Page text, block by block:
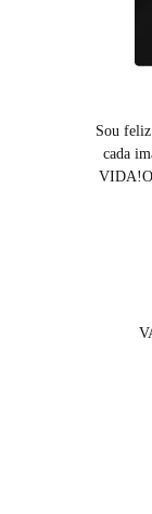
Sou
cada